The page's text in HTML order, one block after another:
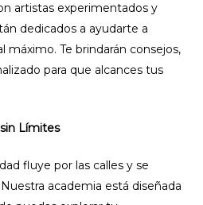
artistas experimentados y
dedicados a ayudarte a
máximo. Te brindarán consejos,
para que alcances tus
Límites
fluye por las calles y se
academia está diseñada